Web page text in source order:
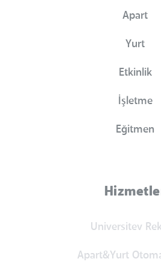
Apart
Yurt
Etkinlik
İşletme
Eğitmen
Universitev
Apart&Yurt